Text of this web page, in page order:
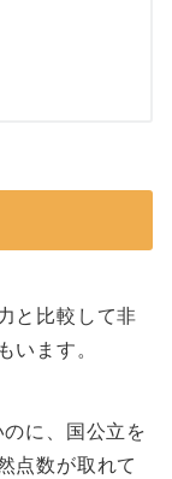
と比較して非
います。
に、国公立を
点数が取れて